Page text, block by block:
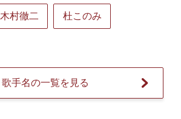
木村徹二 杜このみ
歌手名の一覧を見る